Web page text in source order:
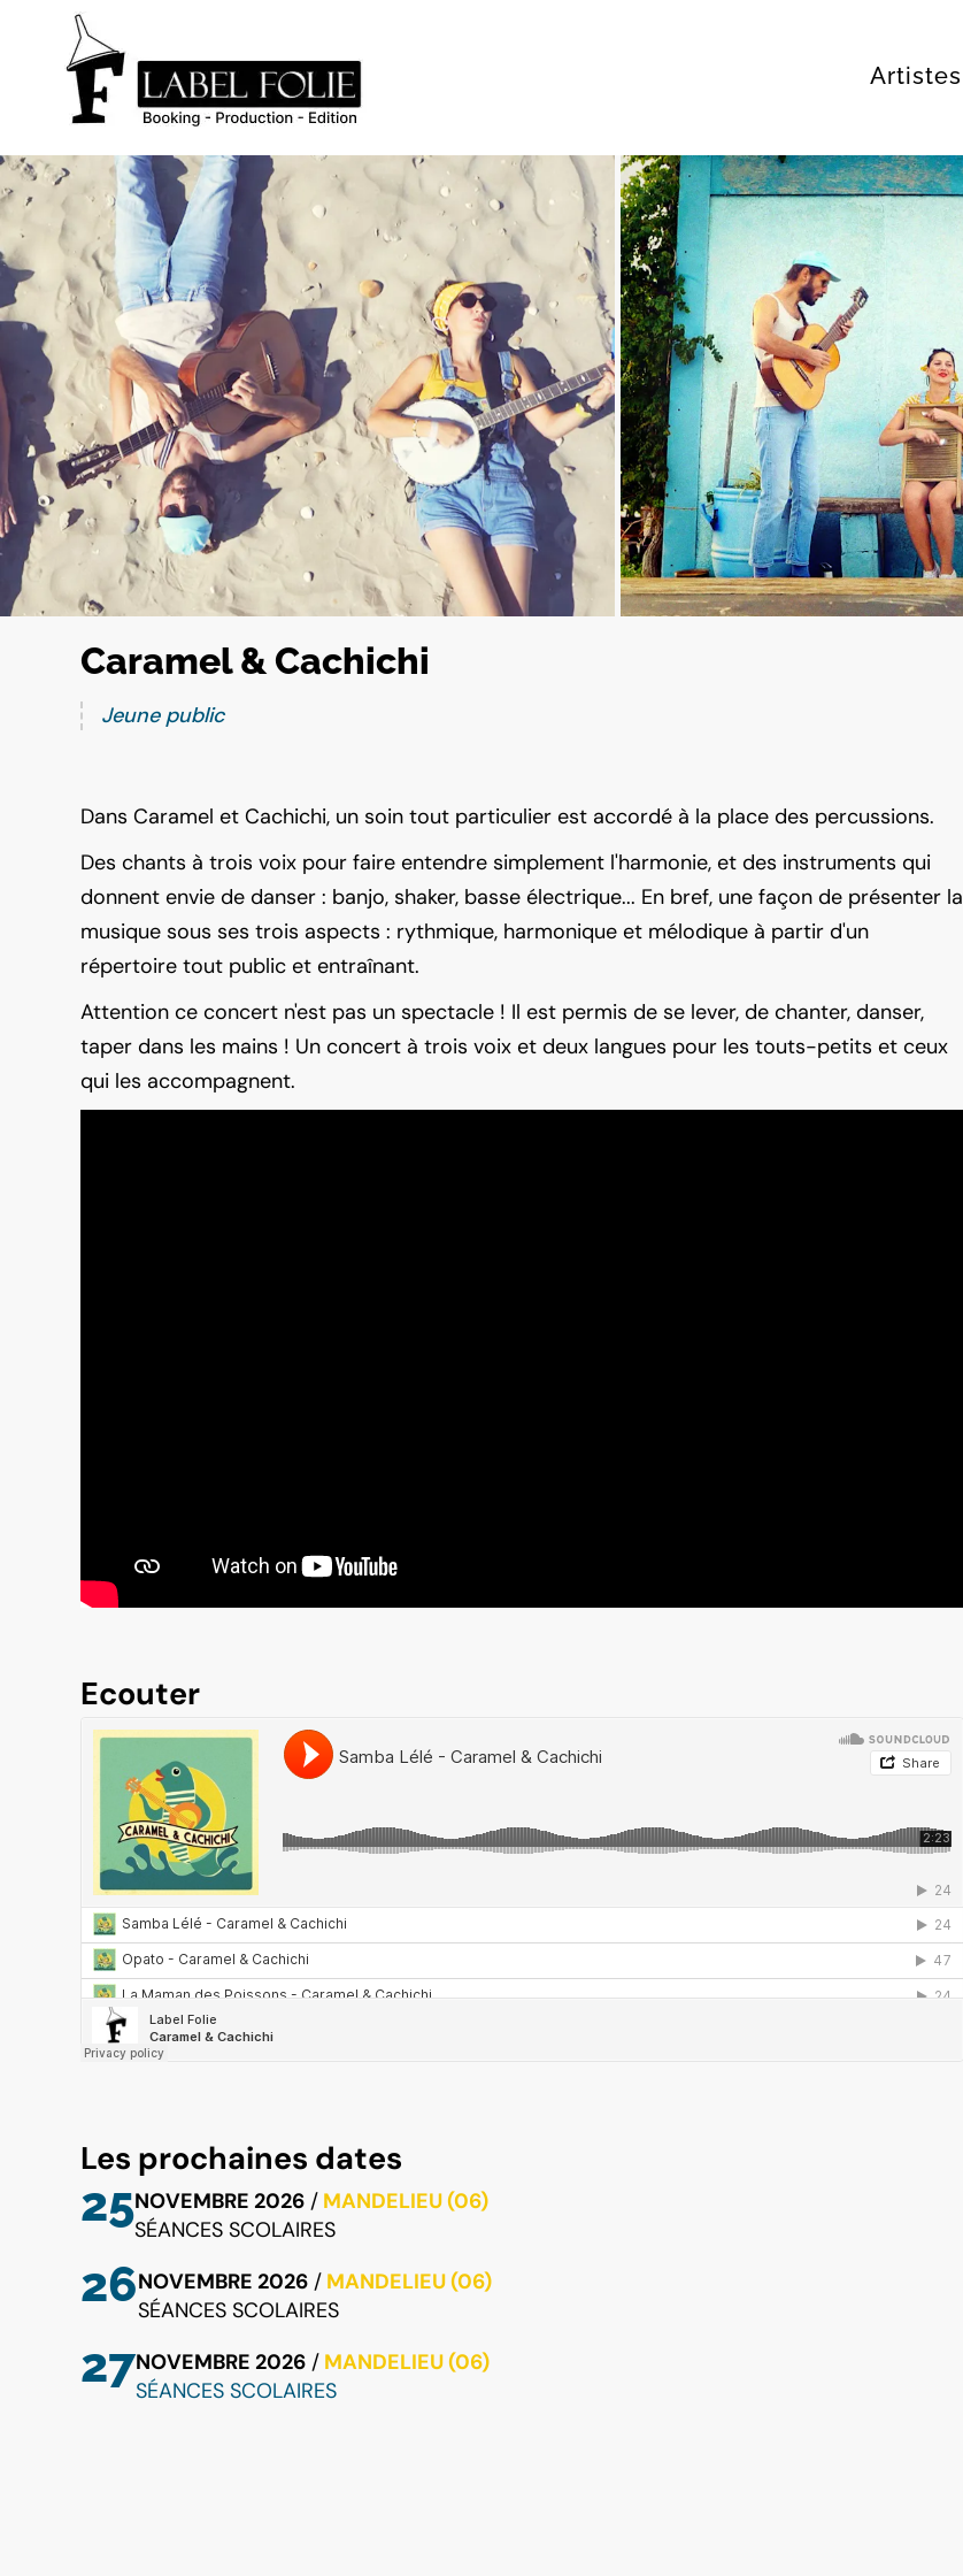
Artistes
Caramel & Cachichi
Jeune public
Dans Caramel et Cachichi, un soin tout particulier est accordé à la place des percussions.
Des chants à trois voix pour faire entendre simplement l'harmonie, et des instruments qui
donnent envie de danser : banjo, shaker, basse électrique... En bref, une façon de présenter la
musique sous ses trois aspects : rythmique, harmonique et mélodique à partir d'un
répertoire tout public et entraînant.
Attention ce concert n'est pas un spectacle ! Il est permis de se lever, de chanter, danser,
taper dans les mains ! Un concert à trois voix et deux langues pour les touts-petits et ceux
qui les accompagnent.
Ecouter
Les prochaines dates
25NOVEMBRE 2026 / MANDELIEU (06)
SÉANCES SCOLAIRES
26NOVEMBRE 2026 / MANDELIEU (06)
SÉANCES SCOLAIRES
27NOVEMBRE 2026 / MANDELIEU (06)
SÉANCES SCOLAIRES